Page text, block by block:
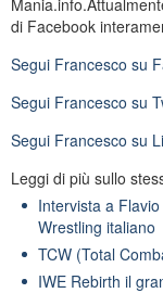
di Facebook
Segui Francesco su
Segui Francesco su
Segui Francesco su
Leggi di più sullo
Intervista a
Wrestling italiano
TCW (Total
IWE Rebirth il